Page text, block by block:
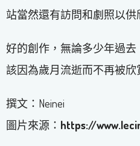
站當然還有訪問和劇照以供
好的創作，無論多少年過
該因為歲月流逝而不再被欣
撰文：Neinei
圖片來源： https://